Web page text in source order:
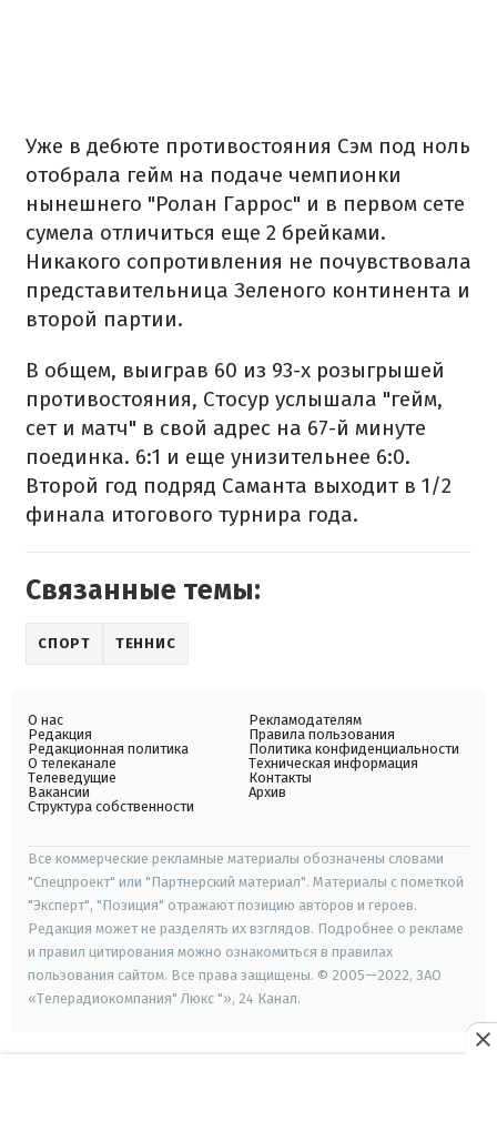
Уже в дебюте противостояния Сэм под ноль
отобрала гейм на подаче чемпионки
нынешнего "Ролан Гаррос" и в первом сете
сумела отличиться еще 2 брейками.
Никакого сопротивления не почувствовала
представительница Зеленого континента и
второй партии.
В общем, выиграв 60 из 93-х розыгрышей
противостояния, Стосур услышала "гейм,
сет и матч" в свой адрес на 67-й минуте
поединка. 6:1 и еще унизительнее 6:0.
Второй год подряд Саманта выходит в 1/2
финала итогового турнира года.
Связанные темы:
СПОРТ ТЕННИС
О нас
Редакция
Редакционная политика
О телеканале
Телеведущие
Вакансии
Структура собственности
Рекламодателям
Правила пользования
Политика конфиденциальности
Техническая информация
Контакты
Архив
Все коммерческие рекламные материалы обозначены словами
"Спецпроект" или "Партнерский материал". Материалы с пометкой
"Эксперт", "Позиция" отражают позицию авторов и героев.
Редакция может не разделять их взглядов. Подробнее о рекламе
и правил цитирования можно ознакомиться в правилах
пользования сайтом. Все права защищены. © 2005—2022, ЗАО
«Телерадиокомпания" Люкс "», 24 Канал.